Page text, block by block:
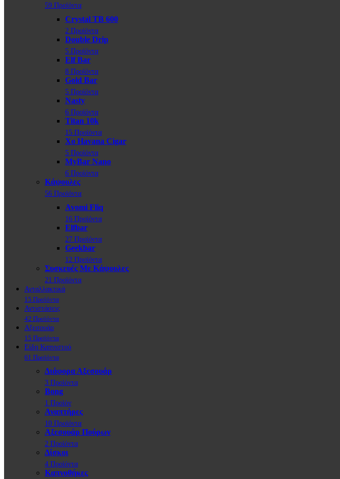
59 Προϊόντα
Crystal TB 600
2 Προϊόντα
Double Drip
5 Προϊόντα
Elf Bar
8 Προϊόντα
Gold Bar
5 Προϊόντα
Nasty
6 Προϊόντα
Titan 10k
15 Προϊόντα
Xo Havana Cigar
5 Προϊόντα
MyBar Nano
6 Προϊόντα
Κάψουλες
56 Προϊόντα
Avomi Fliq
16 Προϊόντα
Elfbar
27 Προϊόντα
Geekbar
12 Προϊόντα
Συσκευές Με Κάψουλες
21 Προϊόντα
Ανταλλακτικά
15 Προϊόντα
Αντιστάσεις
42 Προϊόντα
Αξεσουάρ
15 Προϊόντα
Είδη Καπνιστού
61 Προϊόντα
Διάφορα Αξεσουάρ
3 Προϊόντα
Bong
1 Προϊόν
Αναπτήρες
10 Προϊόντα
Αξεσουάρ Πούρων
2 Προϊόντα
Δίσκοι
4 Προϊόντα
Καπνοθήκες